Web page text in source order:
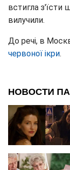
встигла з'їсти
вилучили.
До речі, в
червоної ікри.